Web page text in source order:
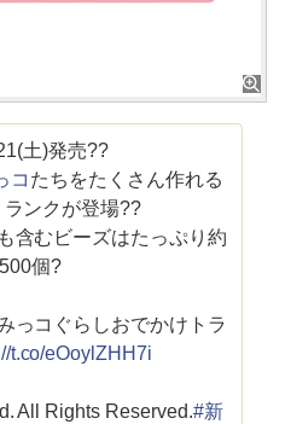
土)発売??
コ たちをたくさん作れる
ンクが登場??
含むビーズはたっぷり約
個?
っコぐらしおでかけトラ
t.co/eOoylZHH7i
All Rights Reserved.#新